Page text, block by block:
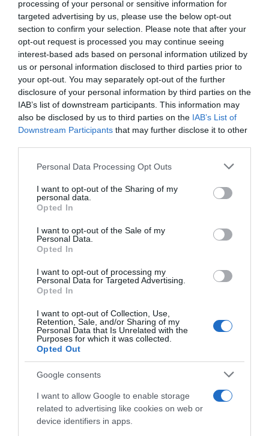
processing of your personal or sensitive information for
targeted advertising by us, please use the below opt-out
section to confirm your selection. Please note that after your
opt-out request is processed you may continue seeing
interest-based ads based on personal information utilized by
us or personal information disclosed to third parties prior to
your opt-out. You may separately opt-out of the further
disclosure of your personal information by third parties on the
IAB’s list of downstream participants. This information may
also be disclosed by us to third parties on the IAB’s List of
Downstream Participants that may further disclose it to other
Please note that this website/app uses one or more Google
not limited to your visit or usage behaviour. You may click to
grant or deny consent to Google and its third-party tags to
use your data for below specified purposes in below Google
consent section.
Personal Data Processing Opt Outs
I want to opt-out of the Sharing of my
personal data.
Opted In
I want to opt-out of the Sale of my
Personal Data.
Opted In
I want to opt-out of processing my
Personal Data for Targeted Advertising.
Opted In
I want to opt-out of Collection, Use,
Retention, Sale, and/or Sharing of my
Personal Data that Is Unrelated with the
Purposes for which it was collected.
Opted Out
Google consents
I want to allow Google to enable storage
related to advertising like cookies on web or
device identifiers in apps.
και μάθετε πρώτοι όλες τις ειδήσεις
Share Tweet
ΑΝΤΩΝΗΣ ΣΑΜΑΡΑΣ ΝΙΚΟΛΑΣ ΦΑΡΑΝΤΟΥΡΗΣ
ΝΙΚΟΣ ΑΝΔΡΟΥΛΑΚΗΣ
ΔΙΑΦΗΜΙΣΗ
ΣΧΟΛΙΑ